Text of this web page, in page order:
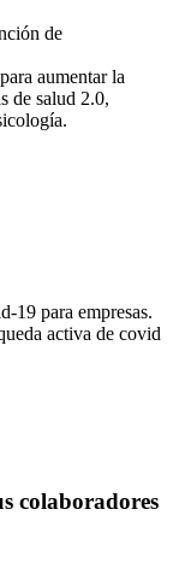
de
aumentar la
de salud 2.0,
19 para empresas.
activa de covid
colaboradores